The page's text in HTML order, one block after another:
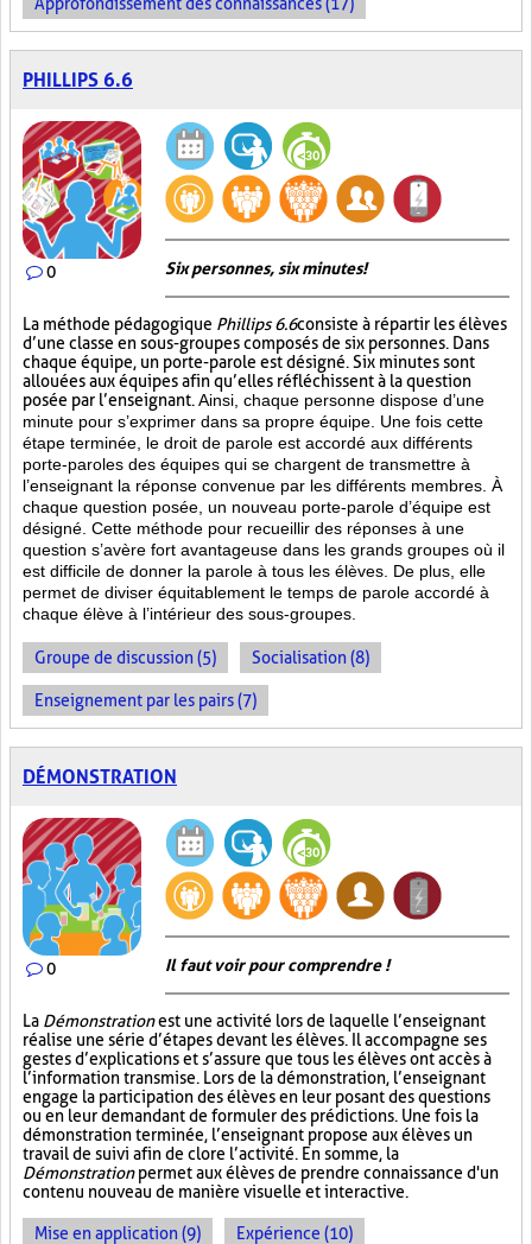
PHILLIPS 6.6
0 Six personnes, six minutes!
La méthode pédagogique Phillips 6.6consiste à répartir les élèves
d’une classe en sous-groupes composés de six personnes. Dans
chaque équipe, un porte-parole est désigné. Six minutes sont
allouées aux équipes afin qu’elles réfléchissent à la question
posée par l’enseignant. Ainsi, chaque personne dispose d’une
minute pour s’exprimer dans sa propre équipe. Une fois cette
étape terminée, le droit de parole est accordé aux différents
porte-paroles des équipes qui se chargent de transmettre à
l’enseignant la réponse convenue par les différents membres. À
chaque question posée, un nouveau porte-parole d’équipe est
désigné. Cette méthode pour recueillir des réponses à une
question s’avère fort avantageuse dans les grands groupes où il
est difficile de donner la parole à tous les élèves. De plus, elle
permet de diviser équitablement le temps de parole accordé à
chaque élève à l’intérieur des sous-groupes.
Groupe de discussion (5) Socialisation (8)
Enseignement par les pairs (7)
DÉMONSTRATION
0 Il faut voir pour comprendre !
La Démonstrationest une activité lors de laquelle l’enseignant
réalise une série d’étapes devant les élèves. Il accompagne ses
gestes d’explications et s’assure que tous les élèves ont accès à
l’information transmise. Lors de la démonstration, l’enseignant
engage la participation des élèves en leur posant des questions
ou en leur demandant de formuler des prédictions. Une fois la
démonstration terminée, l’enseignant propose aux élèves un
travail de suivi afin de clore l’activité. En somme, la
Démonstrationpermet aux élèves de prendre connaissance d'un
contenu nouveau de manière visuelle et interactive.
Mise en application (9) Expérience (10)